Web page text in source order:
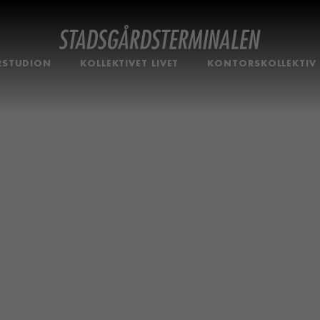
KOLLEKTIVET LIVET KONTORSKOLLEKTIV